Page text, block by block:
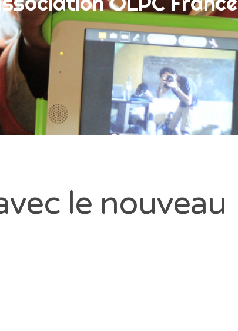
le nouveau